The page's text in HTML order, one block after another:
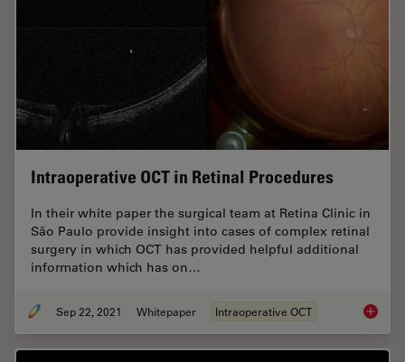
Intraoperative OCT in Retinal Procedures
In their white paper the surgical team at Retina Clinic in
São Paulo provide insight into cases of complex retinal
surgery in which OCT has provided helpful additional
information which has on…
Sep 22, 2021 Whitepaper Intraoperative OCT